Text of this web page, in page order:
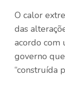
O calor
das
acordo com
governo
“construída